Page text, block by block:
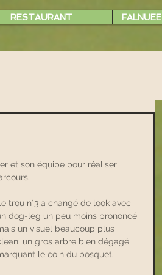
RESTAURANT FALNUEE
et son équipe pour réaliser
trou n°3 a changé de look avec
dog-leg un peu moins prononcé
un visuel beaucoup plus
un gros arbre bien dégagé
le coin du bosquet.